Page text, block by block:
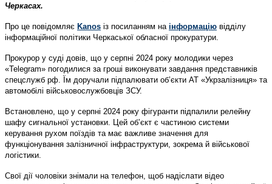
Черкасах.
Про це повідомляє Kanos із посиланням на інформацію відділу
інформаційної політики Черкаської обласної прокуратури.
Прокурор у суді довів, що у серпні 2024 року молодики через
«Telegram» погодилися за гроші виконувати завдання представників
спецслужб рф. Їм доручали підпалювати об’єкти АТ «Укрзалізниця» та
автомобілі військовослужбовців ЗСУ.
Встановлено, що у серпні 2024 року фігуранти підпалили релейну
шафу сигнальної установки. Цей об’єкт є частиною системи
керування рухом поїздів та має важливе значення для
функціонування залізничної інфраструктури, зокрема й військової
логістики.
Свої дії чоловіки знімали на телефон, щоб надіслати відео